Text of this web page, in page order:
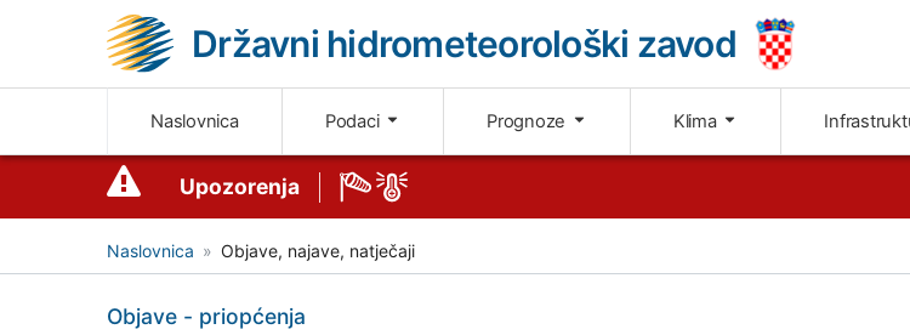
Državni hidrometeorološki zavod
Naslovnica Podaci Prognoze Klima
Upozorenja
Naslovnica Objave, najave, natječaji
Objave - priopćenja